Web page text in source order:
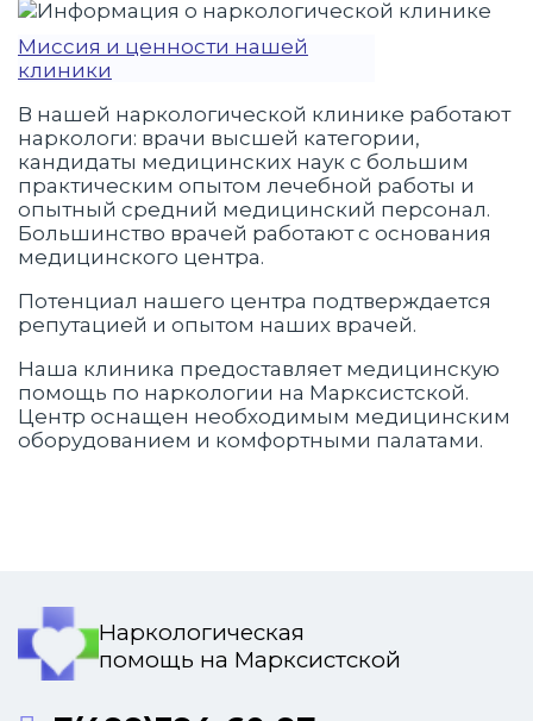
Миссия и ценности нашей
клиники
В нашей наркологической клинике работают
наркологи: врачи высшей категории,
кандидаты медицинских наук с большим
практическим опытом лечебной работы и
опытный средний медицинский персонал.
Большинство врачей работают с основания
медицинского центра.
Потенциал нашего центра подтверждается
репутацией и опытом наших врачей.
Наша клиника предоставляет медицинскую
помощь по наркологии на Марксистской.
Центр оснащен необходимым медицинским
оборудованием и комфортными палатами.
Наркологическая
помощь на Марксистской